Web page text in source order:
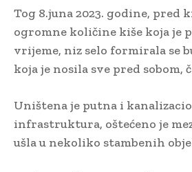
Tog 8.juna 2023. godine, pred
ogromne količine kiše koja je
vrijeme, niz selo formirala se
koja je nosila sve pred sobom,
Uništena je putna i
infrastruktura, oštećeno je
ušla u nekoliko stambenih